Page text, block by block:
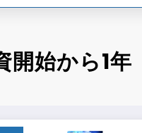
開始から1年